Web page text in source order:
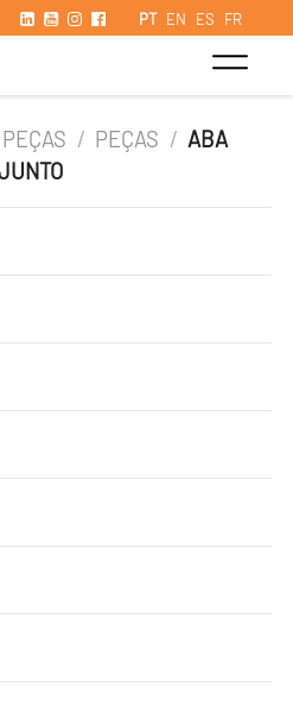
PT EN ES FR
PEÇAS / PEÇAS / ABA